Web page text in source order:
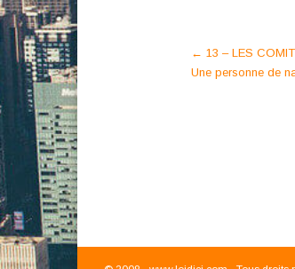
Post
← 13 – LES
Une personne de